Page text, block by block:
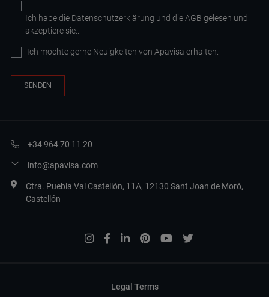
Ich habe die Datenschutzerklärung und die AGB gelesen und
akzeptiere sie.
Ich möchte gerne Neuigkeiten von Apavisa erhalten.
+34 964 70 11 20
info@apavisa.com
Ctra. Puebla Val Castellón, 11A, 12130 Sant Joan de Moró,
Castellón
Legal Terms